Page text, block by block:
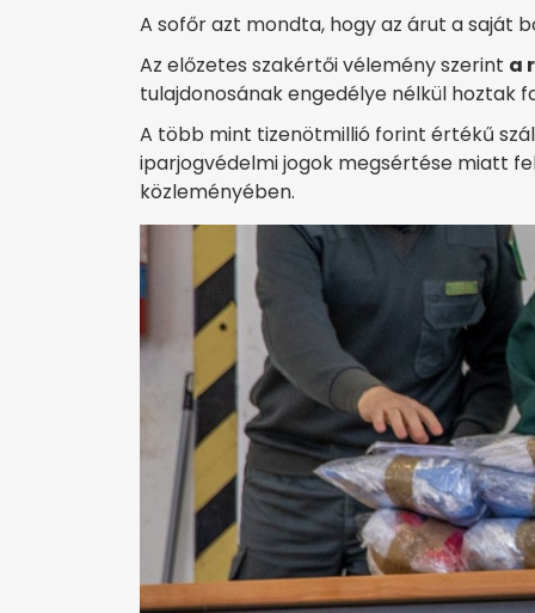
A sofőr azt mondta, hogy az árut a saját
Az előzetes szakértői vélemény szerint a
tulajdonosának engedélye nélkül hoztak
A több mint tizenötmillió forint értékű
iparjogvédelmi jogok megsértése miatt
közleményében.